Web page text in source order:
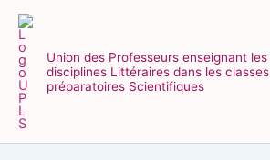
Aller
contenuUnion des Professeurs enseignant les
disciplines Littéraires dans les classes
préparatoires Scientifiques